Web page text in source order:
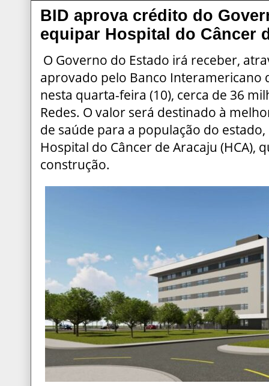
BID aprova crédito do
equipar Hospital do Câncer
O Governo do Estado irá receber,
aprovado pelo Banco Interamericano
nesta quarta-feira (10), cerca de 36
Redes. O valor será destinado à
de saúde para a população do
Hospital do Câncer de Aracaju (HCA),
construção.